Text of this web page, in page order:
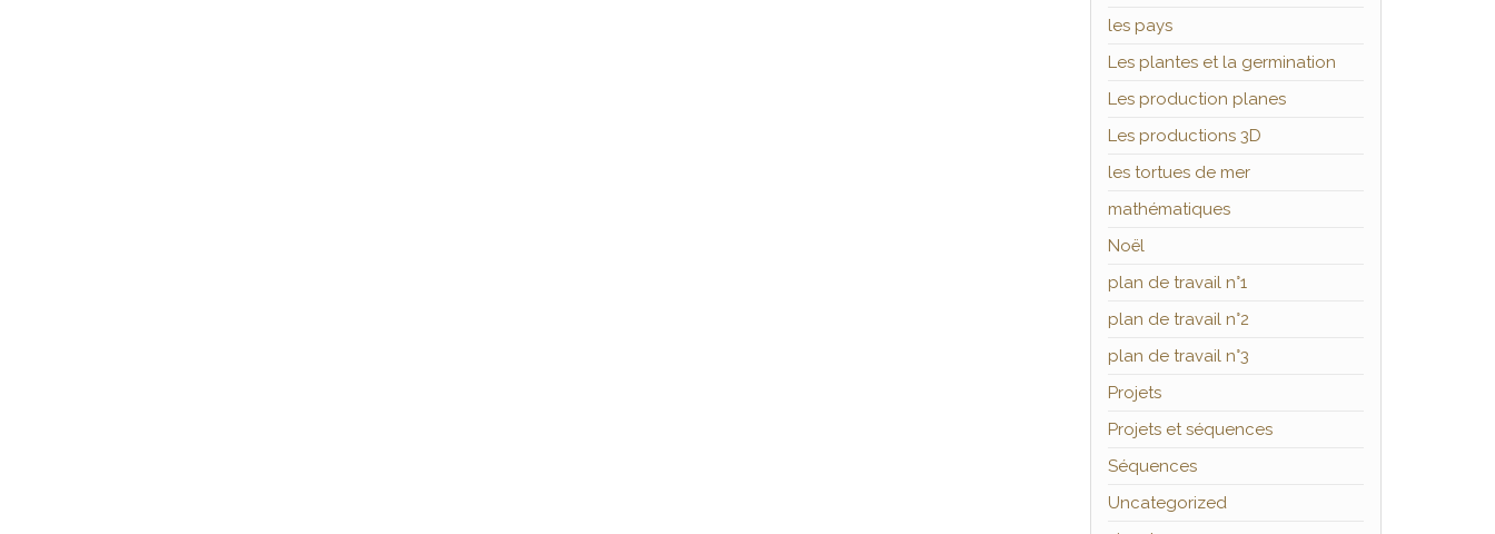
les pays
Les plantes et la germination
Les production planes
Les productions 3D
les tortues de mer
mathématiques
Noël
plan de travail n°1
plan de travail n°2
plan de travail n°3
Projets
Projets et séquences
Séquences
Uncategorized